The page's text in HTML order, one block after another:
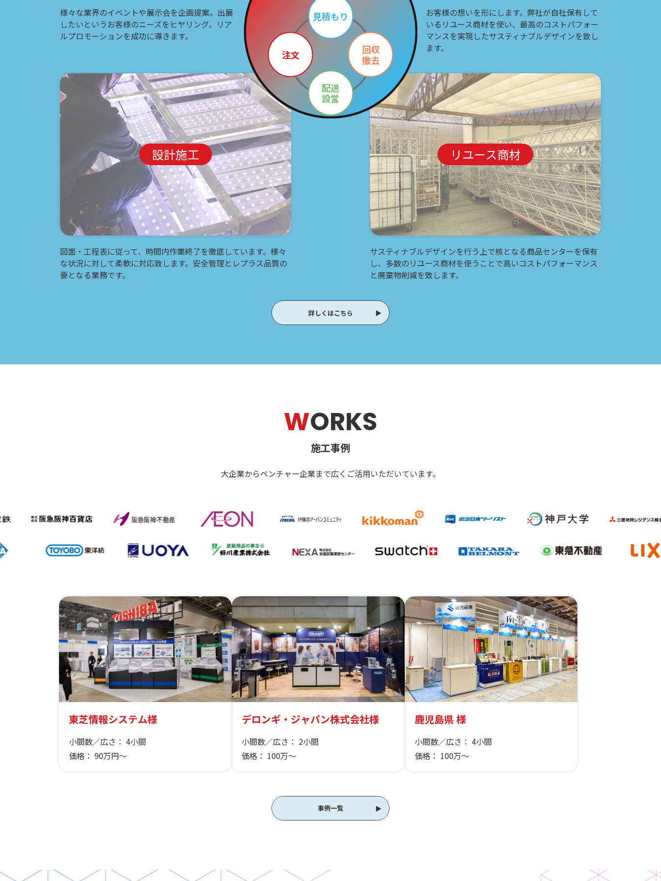
見積もり
注文
回収
撤去
配送
設営
様々な業界のイベントや展示会を企画提案。出展
したいというお客様のニーズをヒヤリング。リア
ルプロモーションを成功に導きます。
お客様の想いを形にします。弊社が自社保有して
いるリユース商材を使い、最高のコストパフォー
マンスを実現したサスティナブルデザインを致し
ます。
設計施工
図面・工程表に従って、時間内作業終了を徹底しています。様々
な状況に対して柔軟に対応致します。安全管理とレプラス品質の
要となる業務です。
リユース商材
サスティナブルデザインを行う上で核となる商品センターを保有
し、多数のリユース商材を使うことで高いコストパフォーマンス
と廃棄物削減を致します。
詳しくはこちら
WORKS
施工事例
大企業からベンチャー企業まで広くご活用いただいています。
東芝情報システム様
小間数／広さ： 4小間
価格： 90万円～
デロンギ・ジャパン株式会社様
小間数／広さ： 2小間
価格： 100万～
鹿児島県 様
小間数／広さ： 4小間
価格： 100万～
事例一覧